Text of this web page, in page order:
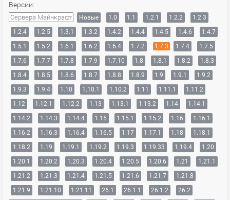
Версии:
Сервера Майнкрафт Новые 1.0 1.1 1.2.1 1.2.2
1.2.3
1.2.4
1.2.5 1.3.1 1.3.2 1.4.2 1.4.4 1.4.5 1.4.6
1.4.7
1.5.1
1.5.2 1.6.1 1.6.2 1.6.4 1.7.2 1.7.3 1.7.4
1.7.5
1.7.6
1.7.7 1.7.8 1.7.9 1.7.10 1.8 1.8.1 1.8.2
1.8.3
1.8.4
1.8.5 1.8.6 1.8.7 1.8.8 1.8.9 1.9 1.9.1
1.9.2
1.9.3
1.9.4 1.10 1.10.1 1.10.2 1.11 1.11.1
1.11.2
1.12
1.12.1 1.12.2 1.13 1.13.1 1.13.2 1.14
1.14.1
1.14.2
1.14.3 1.14.4 1.15 1.15.1 1.15.2 1.16
1.16.1
1.16.2
1.16.3 1.16.4 1.16.5 1.17 1.17.1 1.18
1.18.1
1.18.2
1.19 1.19.1 1.19.2 1.19.3 1.19.33 1.19.4
1.20
1.20.1
1.20.2 1.20.3 1.20.4 1.20.5 1.20.6 1.21
1.21.1
1.21.2
1.21.3 1.21.4 1.21.5 1.21.6 1.21.7
1.21.8
1.21.9
1.21.10 1.21.11 26.1 26.1.1 26.1.2 26.2